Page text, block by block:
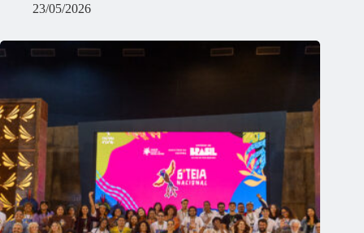
23/05/2026